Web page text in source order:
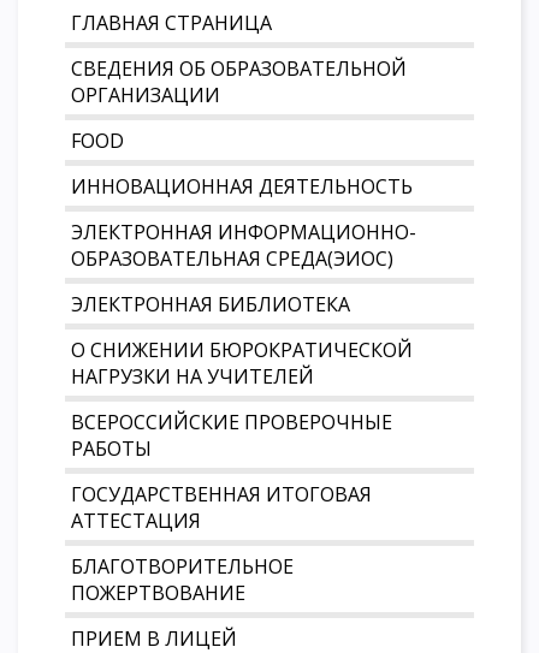
ГЛАВНАЯ СТРАНИЦА
СВЕДЕНИЯ ОБ ОБРАЗОВАТЕЛЬНОЙ
ОРГАНИЗАЦИИ
FOOD
ИННОВАЦИОННАЯ ДЕЯТЕЛЬНОСТЬ
ЭЛЕКТРОННАЯ ИНФОРМАЦИОННО-
ОБРАЗОВАТЕЛЬНАЯ СРЕДА(ЭИОС)
ЭЛЕКТРОННАЯ БИБЛИОТЕКА
О СНИЖЕНИИ БЮРОКРАТИЧЕСКОЙ
НАГРУЗКИ НА УЧИТЕЛЕЙ
ВСЕРОССИЙСКИЕ ПРОВЕРОЧНЫЕ
РАБОТЫ
ГОСУДАРСТВЕННАЯ ИТОГОВАЯ
АТТЕСТАЦИЯ
БЛАГОТВОРИТЕЛЬНОЕ
ПОЖЕРТВОВАНИЕ
ПРИЕМ В ЛИЦЕЙ